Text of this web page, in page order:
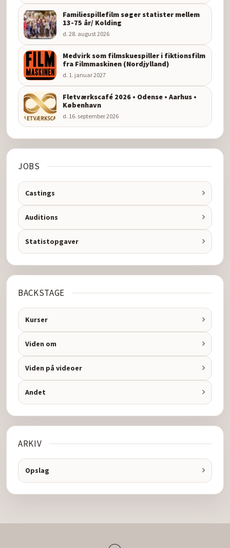
Familiespillefilm søger statister mellem
13-75 år/ Kolding
d. 28. august 2026
Medvirk som filmskuespiller i fiktionsfilm
fra Filmmaskinen (Nordjylland)
d. 1. januar 2027
Fletværkscafé 2026 • Odense • Aarhus •
København
d. 16. september 2026
JOBS
Castings
Auditions
Statistopgaver
BACKSTAGE
Kurser
Viden om
Viden på videoer
Andet
ARKIV
Opslag